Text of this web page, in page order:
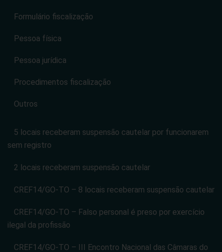
Formulário fiscalização
Pessoa física
Pessoa jurídica
Procedimentos fiscalização
Outros
5 locais receberam suspensão cautelar por funcionarem
sem registro
2 locais receberam suspensão cautelar
CREF14/GO-TO – 8 locais receberam suspensão cautelar
CREF14/GO-TO – Falso personal é preso por exercício
ilegal da profissão
CREF14/GO-TO – III Encontro Nacional das Câmaras do